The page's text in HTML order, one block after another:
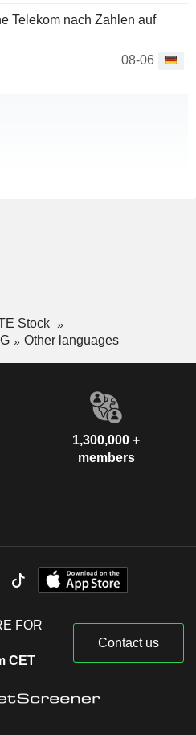
Telekom nach Zahlen auf
08-06
Stock
Other languages
1,300,000 +
members
FOR
CET
Contact us